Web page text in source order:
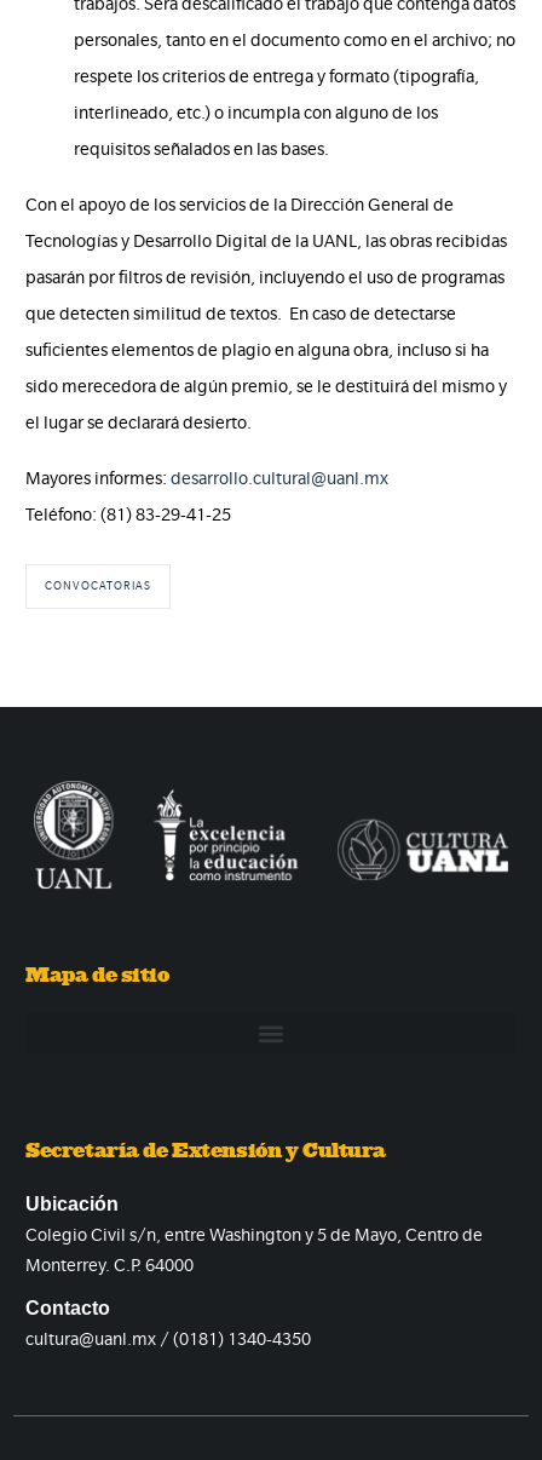
personales, tanto en el documento como en el archivo; no
respete los criterios de entrega y formato (tipografía,
interlineado, etc.) o incumpla con alguno de los
requisitos señalados en las bases.
Con el apoyo de los servicios de la Dirección General de
Tecnologías y Desarrollo Digital de la UANL, las obras recibidas
pasarán por filtros de revisión, incluyendo el uso de programas
que detecten similitud de textos. En caso de detectarse
suficientes elementos de plagio en alguna obra, incluso si ha
sido merecedora de algún premio, se le destituirá del mismo y
el lugar se declarará desierto.
Mayores informes:desarrollo.cultural@uanl.mx
Teléfono: (81) 83-29-41-25
CONVOCATORIAS
Mapa de sitio
Secretaría de Extensión y Cultura
Ubicación
Colegio Civil s/n, entre Washington y 5 de Mayo, Centro de
Monterrey. C.P. 64000
Contacto
cultura@uanl.mx / (0181) 1340-4350